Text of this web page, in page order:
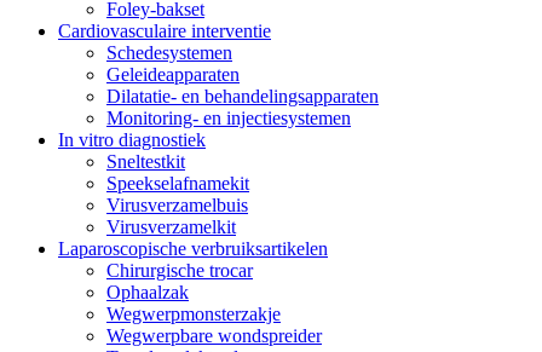
Foley-bakset
Cardiovasculaire interventie
Schedesystemen
Geleideapparaten
Dilatatie- en behandelingsapparaten
Monitoring- en injectiesystemen
In vitro diagnostiek
Sneltestkit
Speekselafnamekit
Virusverzamelbuis
Virusverzamelkit
Laparoscopische verbruiksartikelen
Chirurgische trocar
Ophaalzak
Wegwerpmonsterzakje
Wegwerpbare wondspreider